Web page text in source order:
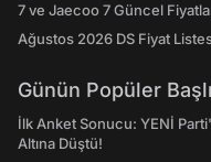
7 ve Jaecoo 7 Güncel
Ağustos 2026 DS Fiyat
Günün Popüler
İlk Anket Sonucu: YENİ
Altına Düştü!